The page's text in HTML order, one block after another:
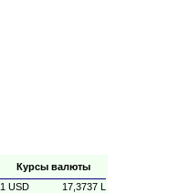
Курсы валюты
1 USD
17,3737 L